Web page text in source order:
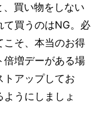
買い物をしない
て買うのはNG。必
こそ、本当のお得
倍増デーがある場
トアップしてお
うにしましょ